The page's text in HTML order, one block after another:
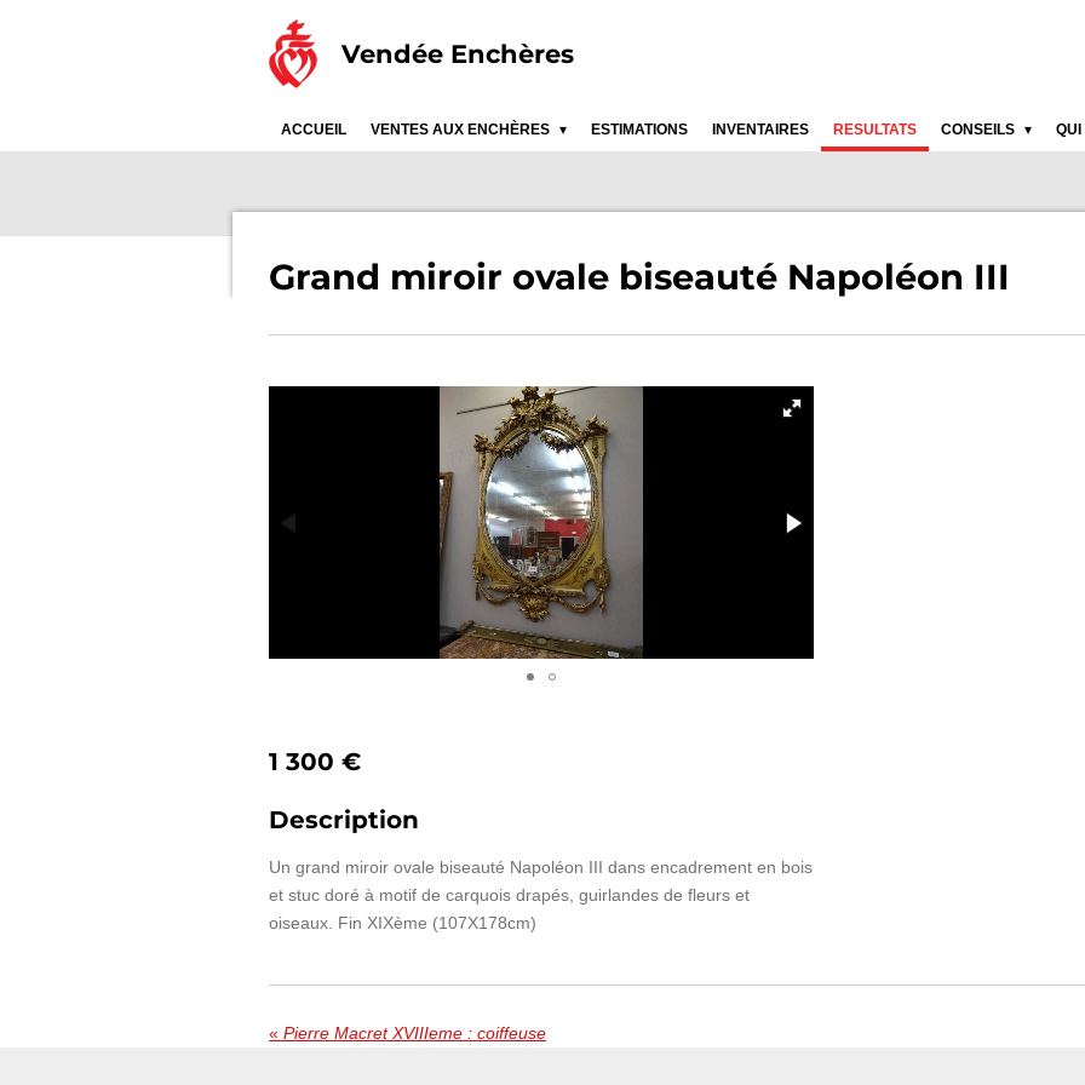
Vendée Enchères
ACCUEIL VENTES AUX ENCHÈRES ESTIMATIONS INVENTAIRES RESULTATS CONSEILS QUI
Grand miroir ovale biseauté Napoléon III
1 300 €
Description
Un grand miroir ovale biseauté Napoléon III dans encadrement en bois
et stuc doré à motif de carquois drapés, guirlandes de fleurs et
oiseaux. Fin XIXème (107X178cm)
« Pierre Macret XVIIIeme : coiffeuse